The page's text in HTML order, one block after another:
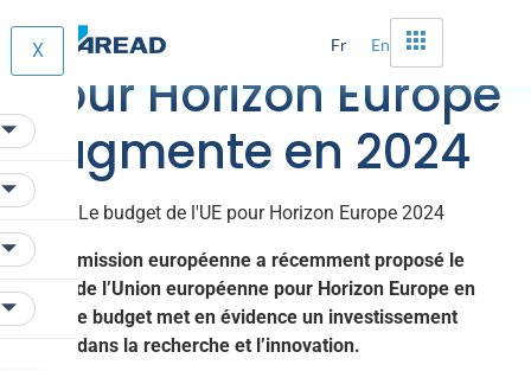
Fr En
X
Le budget de l’UE
pour Horizon Europe
augmente en 2024
La Commission européenne a récemment proposé le
budget de l’Union européenne pour Horizon Europe en
2024. Ce budget met en évidence un investissement
majeur dans la recherche et l’innovation.